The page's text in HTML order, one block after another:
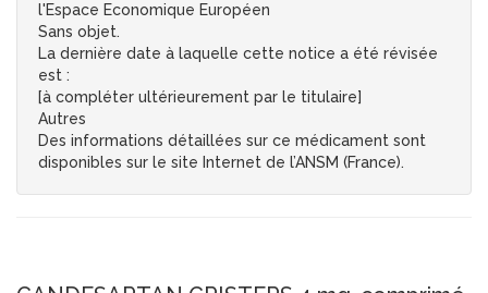
l'Espace Economique Européen
Sans objet.
La dernière date à laquelle cette notice a été révisée
est :
[à compléter ultérieurement par le titulaire]
Autres
Des informations détaillées sur ce médicament sont
disponibles sur le site Internet de l’ANSM (France).